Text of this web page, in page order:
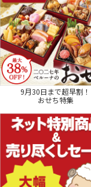
9月30日まで超早割！
おせち特集